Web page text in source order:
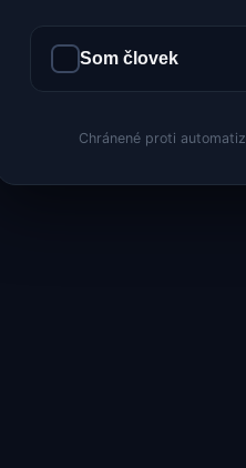
Som človek
Chránené proti